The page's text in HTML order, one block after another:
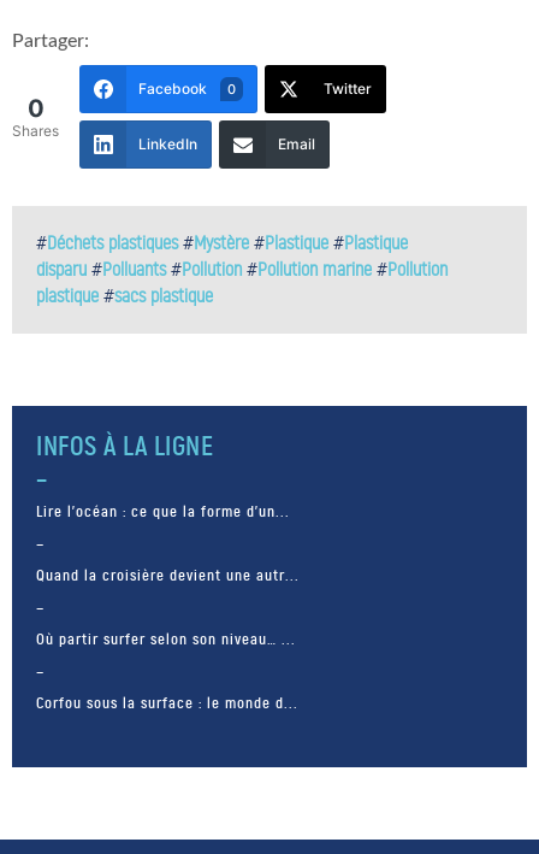
Partager:
0
Shares
Facebook 0 Twitter
LinkedIn Email
#Déchets plastiques#Mystère #Plastique #Plastique
disparu #Polluants#Pollution #Pollution marine #Pollution
plastique #sacs plastique
INFOS À LA LIGNE
Lire l’océan : ce que la forme d’un...
Quand la croisière devient une autr...
Où partir surfer selon son niveau… ...
Corfou sous la surface : le monde d...